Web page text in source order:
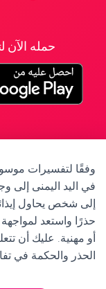
حمله الآن
وفقًا لتفسيرات
في اليد اليمنى إلى
إلى شخص يحاول
حذرًا واستعد
أو مهنية. عليك أن
الحذر والحكمة في